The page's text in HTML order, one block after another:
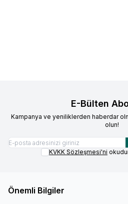
E-Bülten
Kampanya ve yeniliklerden haberdar
olun!
KVKK Sözleşmesi'ni
Önemli Bilgiler